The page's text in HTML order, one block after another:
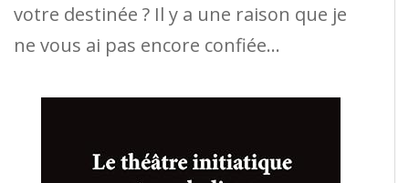
votre destinée ? Il y a une raison que je
ne vous ai pas encore confiée…